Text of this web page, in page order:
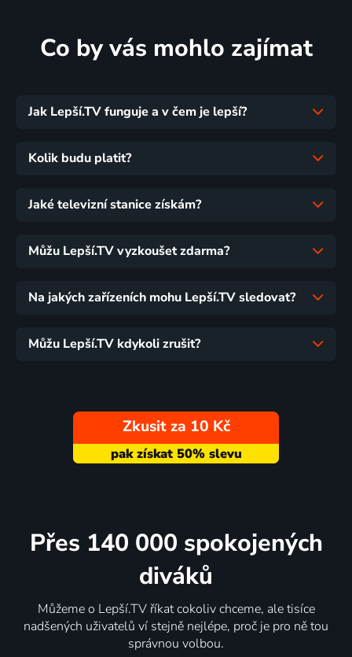
Co by vás mohlo zajímat
Jak Lepší.TV funguje a v čem je lepší?
Kolik budu platit?
Jaké televizní stanice získám?
Můžu Lepší.TV vyzkoušet zdarma?
Na jakých zařízeních mohu Lepší.TV sledovat?
Můžu Lepší.TV kdykoli zrušit?
Zkusit za 10 Kč
Přes 140 000 spokojených
diváků
Můžeme o Lepší.TV říkat cokoliv chceme, ale tisíce
nadšených uživatelů ví stejně nejlépe, proč je pro ně tou
správnou volbou.